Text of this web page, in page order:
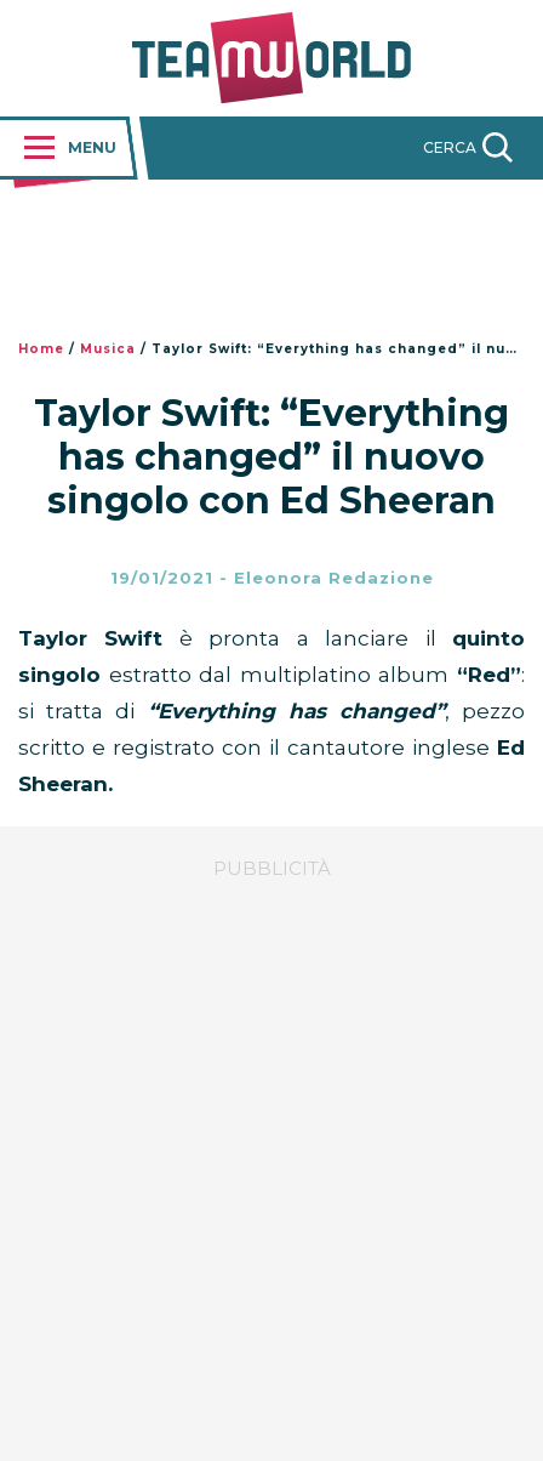
MENU CERCA
Home / Musica / Taylor Swift: “Everything has changed” il nuovo singolo con Ed Sheeran
Taylor Swift: “Everything
has changed” il nuovo
singolo con Ed Sheeran
19/01/2021 - Eleonora Redazione
Taylor Swift è pronta a lanciare il quinto
singolo estratto dal multiplatino album “Red”:
si tratta di
“Everything has changed”, pezzo
scritto e registrato con il cantautore inglese Ed
Sheeran.